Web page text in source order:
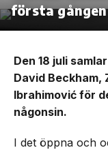
första
Den 18 juli
David Beckham,
Ibrahimović för
någonsin.
I det öppna och